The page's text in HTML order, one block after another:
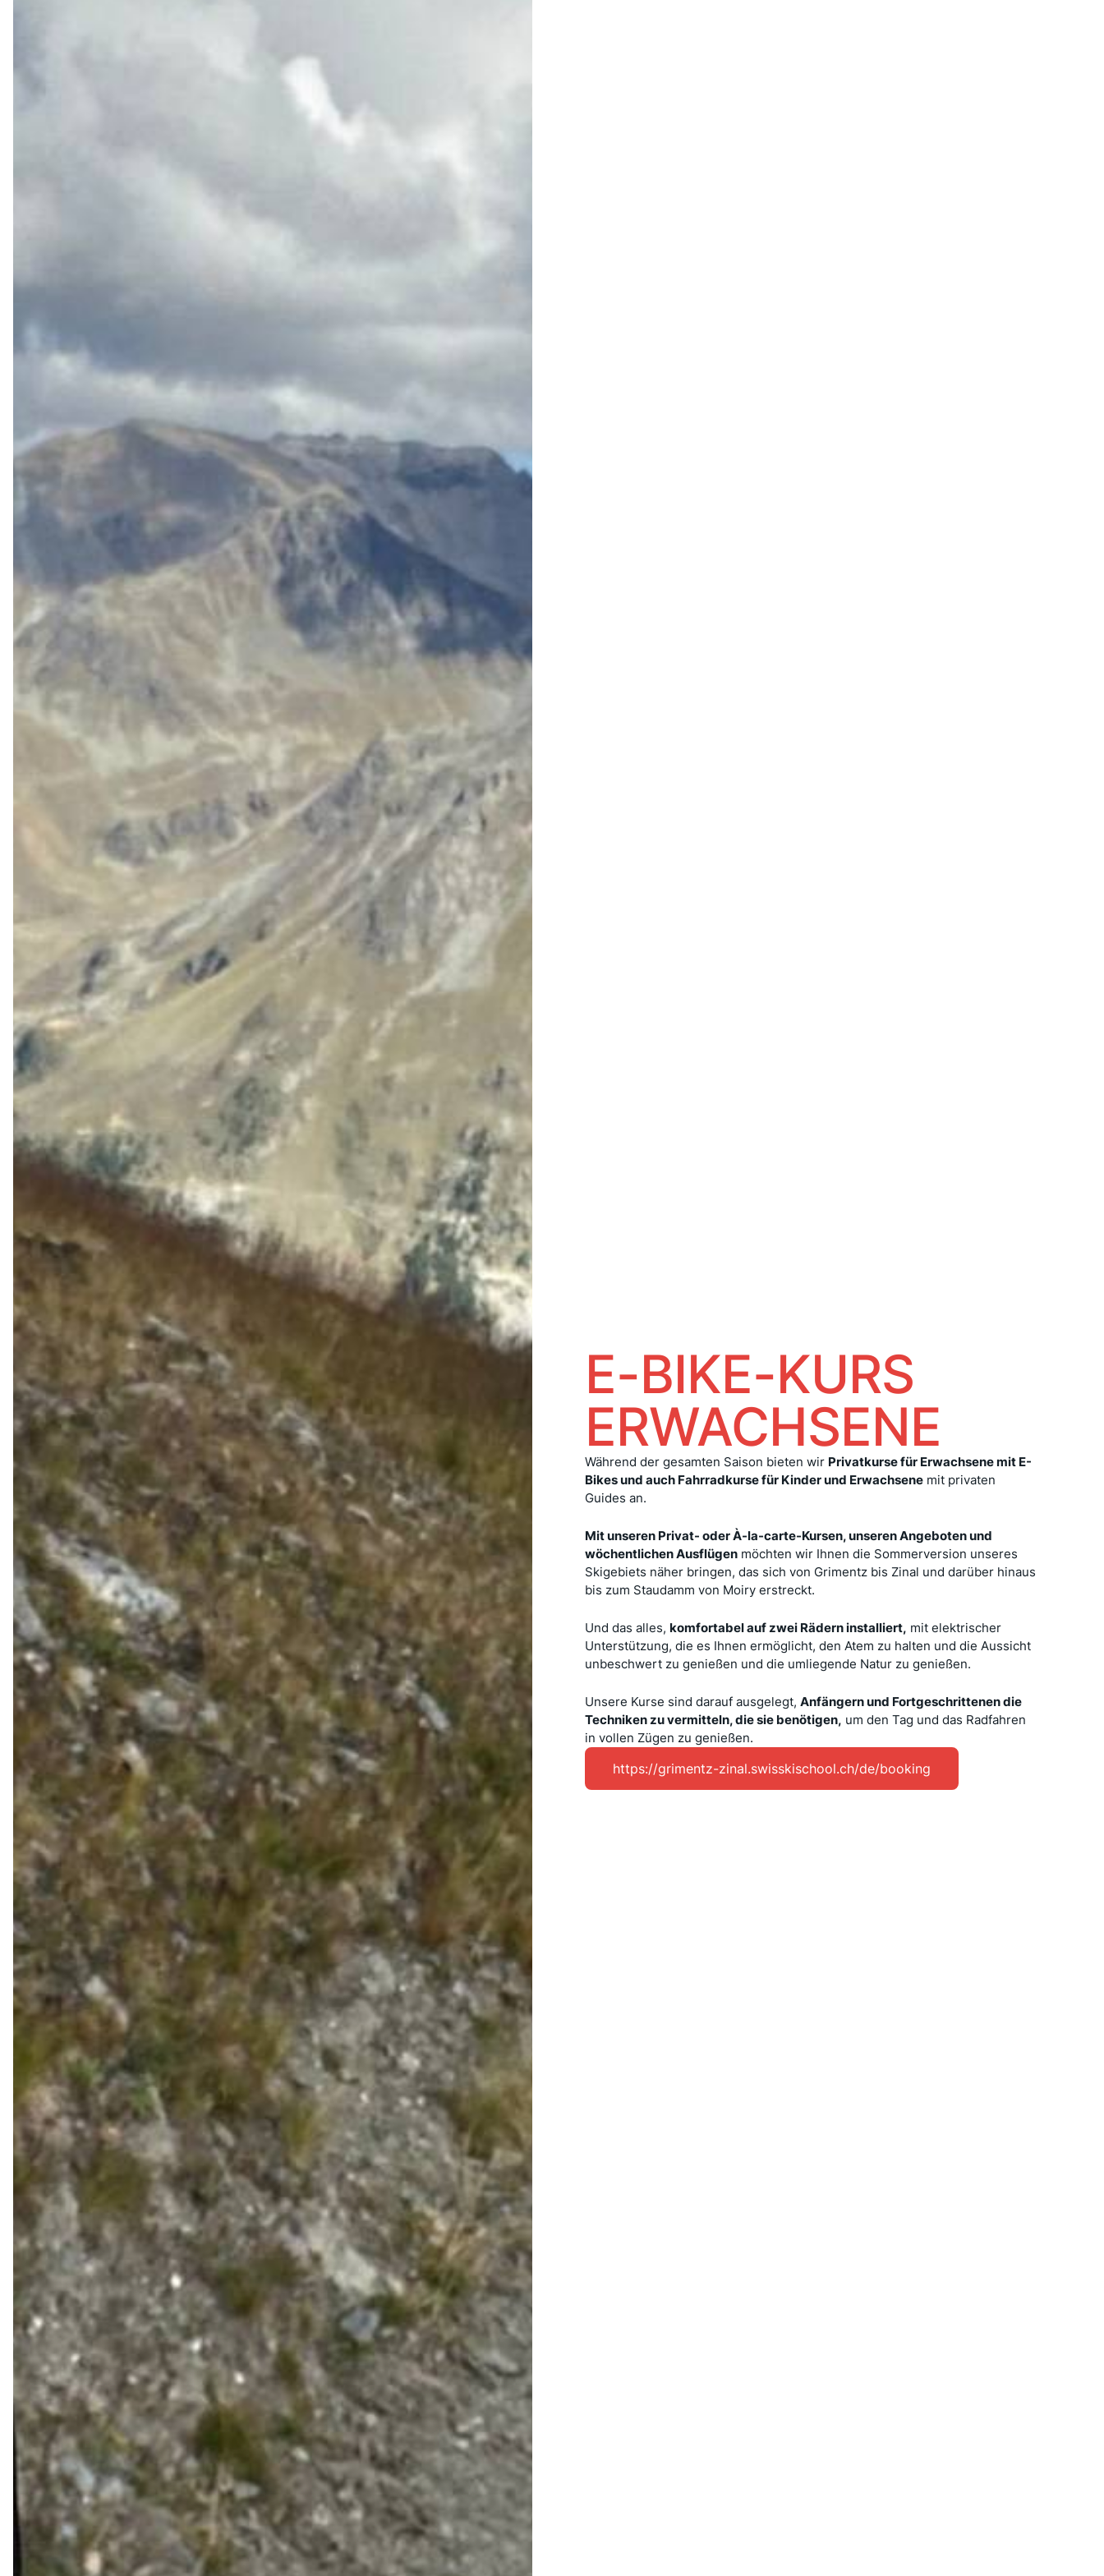
E-BIKE-KURS
ERWACHSENE
Während der gesamten Saison bieten wir Privatkurse für Erwachsene mit E-
Bikes und auch Fahrradkurse für Kinder und Erwachsene mit privaten
Guides an.
Mit unseren Privat- oder À-la-carte-Kursen, unseren Angeboten und
wöchentlichen Ausflügen möchten wir Ihnen die Sommerversion unseres
Skigebiets näher bringen, das sich von Grimentz bis Zinal und darüber hinaus
bis zum Staudamm von Moiry erstreckt.
Und das alles, komfortabel auf zwei Rädern installiert, mit elektrischer
Unterstützung, die es Ihnen ermöglicht, den Atem zu halten und die Aussicht
unbeschwert zu genießen und die umliegende Natur zu genießen.
Unsere Kurse sind darauf ausgelegt, Anfängern und Fortgeschrittenen die
Techniken zu vermitteln, die sie benötigen, um den Tag und das Radfahren
in vollen Zügen zu genießen.
https://grimentz-zinal.swisskischool.ch/de/booking